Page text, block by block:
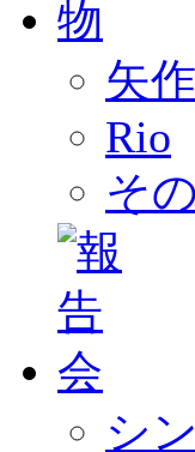
矢
Rio
そ
シ